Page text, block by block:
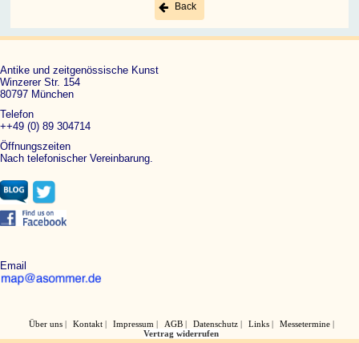
Back
Antike und zeitgenössische Kunst
Winzerer Str. 154
80797 München
Telefon
++49 (0) 89 304714
Öffnungszeiten
Nach telefonischer Vereinbarung.
Email
Über uns Kontakt Impressum AGB Datenschutz Links
Messetermine
Vertrag widerrufen